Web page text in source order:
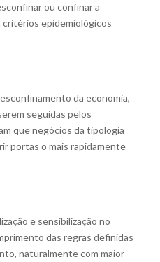
ou confinar a
epidemiológicos
da economia,
seguidas pelos
que negócios da tipologia
portas o mais rapidamente
e sensibilização no
das regras definidas
naturalmente com maior